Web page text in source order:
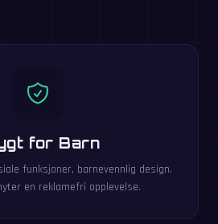
for Barn
funksjoner, barnevennlig design.
en reklamefri opplevelse.